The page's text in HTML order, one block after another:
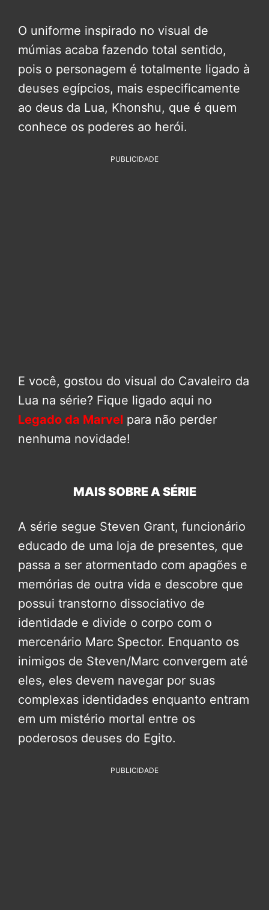
O uniforme inspirado no visual de
múmias acaba fazendo total sentido,
pois o personagem é totalmente ligado à
deuses egípcios, mais especificamente
ao deus da Lua, Khonshu, que é quem
conhece os poderes ao herói.
PUBLICIDADE
E você, gostou do visual do Cavaleiro da
Lua na série? Fique ligado aqui no
Legado da Marvel para não perder
nenhuma novidade!
MAIS SOBRE A SÉRIE
A série segue Steven Grant, funcionário
educado de uma loja de presentes, que
passa a ser atormentado com apagões e
memórias de outra vida e descobre que
possui transtorno dissociativo de
identidade e divide o corpo com o
mercenário Marc Spector. Enquanto os
inimigos de Steven/Marc convergem até
eles, eles devem navegar por suas
complexas identidades enquanto entram
em um mistério mortal entre os
poderosos deuses do Egito.
PUBLICIDADE